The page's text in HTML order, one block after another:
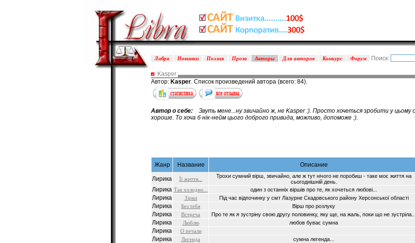
Поиск:
Либра Новинки Поэзия Проза Авторы Для авторов Конкурс Форум
Kasper
Автор: Kasper. Список произведений автора (всего: 84).
Автор о себе: Звуть мене...ну звичайно ж, не Kasper :). Просто хочеться зробити у
хороше. То хоча б нiк-нейм цього доброго привида, можливо, допоможе :).
Жанр Название Описание
Лирика
Її життя...
Трохи сумний вірш, звичайно, але ж тут нічого не поробиш - таке моє життя на
сьогоднішній день.
Лирика Так холодно... один з останніх віршів про те, як хочеться любові...
Лирика
Зірки Під час відпочинку у смт Лазурне Скадовського району Херсонської області
Лирика
Без тебя Вірш про розлуку
Лирика
Встреча Про те як я зустріну свою другу половинку, яку ще, на жаль, поки що не зустріла...
Лирика
Люблю любов буває сумна
Лирика
О печали
Лирика
Легенда сумна легенда...